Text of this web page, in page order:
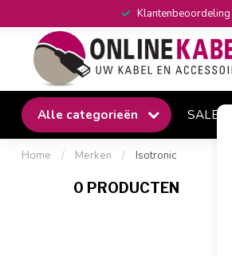
Klantenbeoordeling
Alle categorieën SALE
Home / Merken / Isotronic
0 PRODUCTEN